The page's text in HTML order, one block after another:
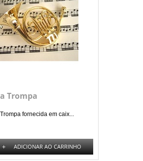
Trompa
fornecida em caix...
+ ADICIONAR AO CARRINHO